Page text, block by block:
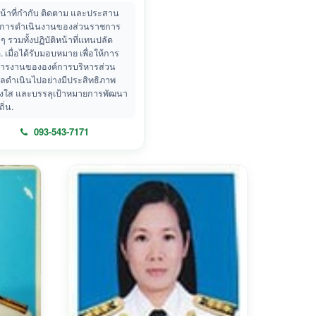
าที่กำกับ ติดตาม และประสาน
ารดำเนินงานของส่วนราชการ
ๆ รวมทั้งปฏิบัติหน้าที่แทนปลัด
เมื่อได้รับมอบหมาย เพื่อให้การ
รงานขององค์การบริหารส่วน
ดำเนินไปอย่างมีประสิทธิภาพ
ใส และบรรลุเป้าหมายการพัฒนา
น.
093-543-7171